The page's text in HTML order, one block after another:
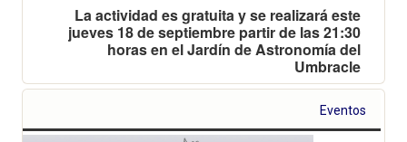
La actividad es gratuita y se realizará este
jueves 18 de septiembre partir de las 21:30
horas en el Jardín de Astronomía del
Umbracle
Eventos